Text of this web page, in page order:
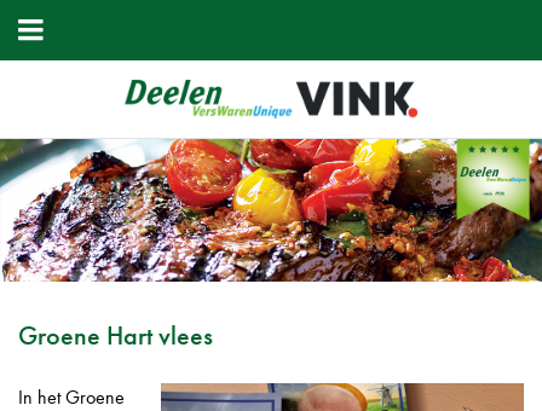
Groene Hart vlees
In het Groene